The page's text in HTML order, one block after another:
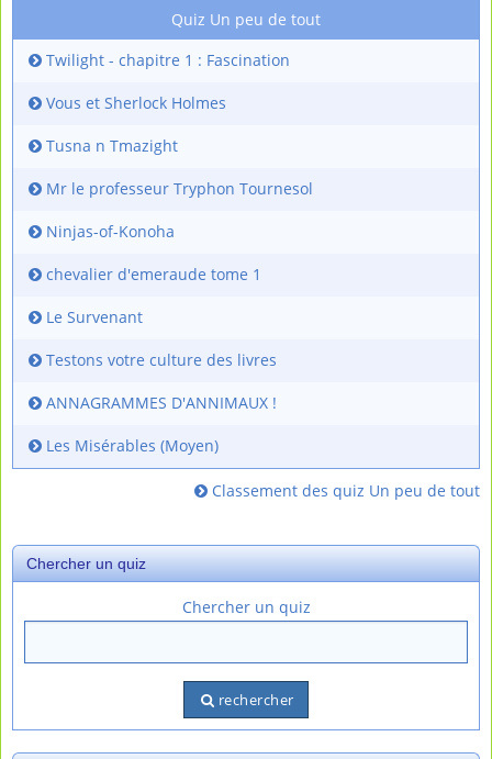
Quiz Un peu de tout
Twilight - chapitre 1 : Fascination
Vous et Sherlock Holmes
Tusna n Tmazight
Mr le professeur Tryphon Tournesol
Ninjas-of-Konoha
chevalier d'emeraude tome 1
Le Survenant
Testons votre culture des livres
ANNAGRAMMES D'ANNIMAUX !
Les Misérables (Moyen)
Classement des quiz Un peu de tout
Chercher un quiz
Chercher un quiz
rechercher